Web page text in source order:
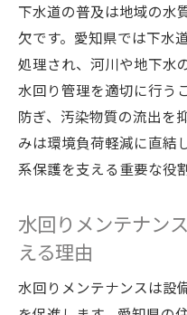
下水道の普及は地域の水
欠です。愛知県では下水
処理され、河川や地下水
水回り管理を適切に行う
防ぎ、汚染物質の流出を
みは環境負荷軽減に直結
系保護を支える重要な役
水回りメンテナン
える理由
水回りメンテナンスは設